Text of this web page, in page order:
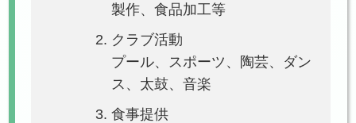
製作、食品加工等
クラブ活動
プール、スポーツ、陶芸、ダン
ス、太鼓、音楽
食事提供